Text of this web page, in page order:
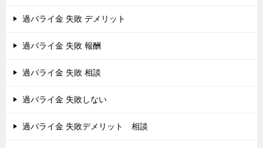
過バライ金 失敗 デメリット
過バライ金 失敗 報酬
過バライ金 失敗 相談
過バライ金 失敗しない
過バライ金 失敗デメリット 相談